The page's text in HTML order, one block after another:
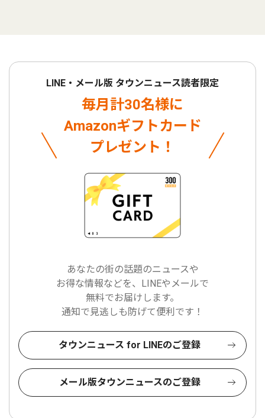
LINE・メール版 タウンニュース読者限定
毎月計30名様に
Amazonギフトカード
プレゼント！
あなたの街の話題のニュースや
お得な情報などを、LINEやメールで
無料でお届けします。
通知で見逃しも防げて便利です！
タウンニュース for LINEのご登録
メール版タウンニュースのご登録